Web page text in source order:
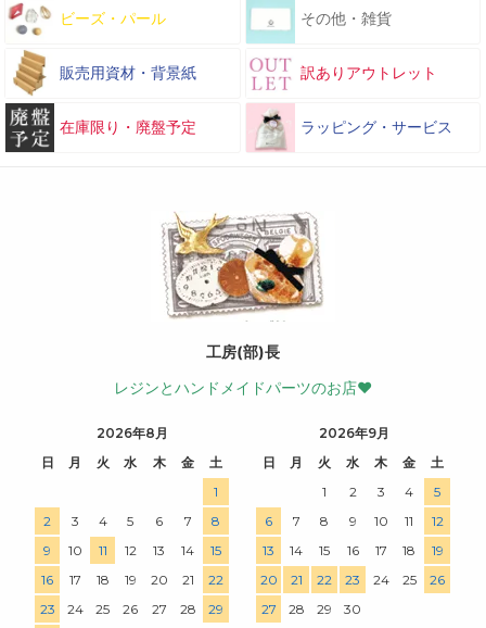
ビーズ・パール その他・雑貨
販売用資材・背景紙 訳ありアウトレット
在庫限り・廃盤予定 ラッピング・サービス
工房(部)長
レジンとハンドメイドパーツのお店♥
2026年8月
日
月 火 水 木 金
土
1
2
3 4 5 6 7
8
9
10 11 12 13 14
15
16
17 18 19 20 21
22
23
24 25 26 27 28
29
2026年9月
日
月 火 水 木 金
土
1
2 3 4
5
6
7 8 9 10 11
12
13
14 15 16 17 18
19
20
21 22 23 24 25
26
27
28 29 30